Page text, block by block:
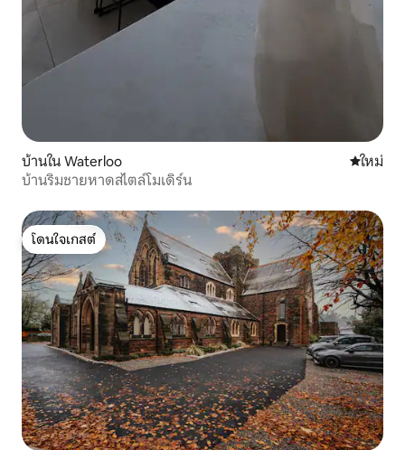
บ้านใน Waterloo ที่พักใหม่
ใหม่
บ้านริมชายหาดสไตล์โมเดิร์น
โดนใจเกสต์
โดนใจเกสต์